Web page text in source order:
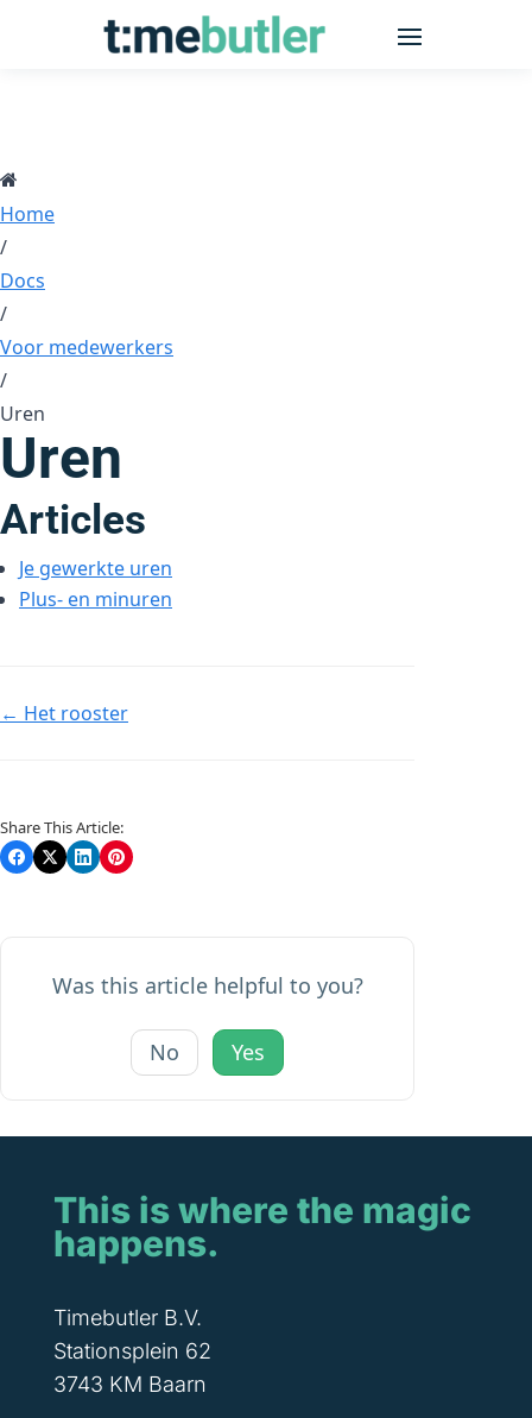
Home
/
Docs
/
Voor medewerkers
/
Uren
Uren
Articles
Je gewerkte uren
Plus- en minuren
Doc
← Het rooster
Share This Article:
Was this article helpful to you?
No Yes
This is where the magic
happens.
Timebutler B.V.
Stationsplein 62
3743 KM Baarn